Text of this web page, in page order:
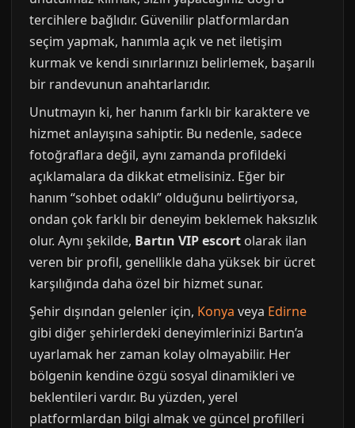
tercihlere bağlıdır. Güvenilir platformlardan
seçim yapmak, hanımla açık ve net iletişim
kurmak ve kendi sınırlarınızı belirlemek, başarılı
bir randevunun anahtarlarıdır.
Unutmayın ki, her hanım farklı bir karaktere ve
hizmet anlayışına sahiptir. Bu nedenle, sadece
fotoğraflara değil, aynı zamanda profildeki
açıklamalara da dikkat etmelisiniz. Eğer bir
hanım “sohbet odaklı” olduğunu belirtiyorsa,
ondan çok farklı bir deneyim beklemek haksızlık
olur. Aynı şekilde, Bartın VIP escort olarak ilan
veren bir profil, genellikle daha yüksek bir ücret
karşılığında daha özel bir hizmet sunar.
Şehir dışından gelenler için, Konya veya Edirne
gibi diğer şehirlerdeki deneyimlerinizi Bartın’a
uyarlamak her zaman kolay olmayabilir. Her
bölgenin kendine özgü sosyal dinamikleri ve
beklentileri vardır. Bu yüzden, yerel
platformlardan bilgi almak ve güncel profilleri